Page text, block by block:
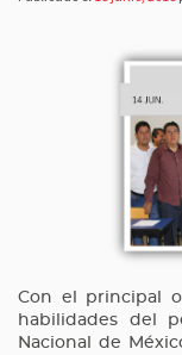
Con el principal
habilidades del
Nacional de